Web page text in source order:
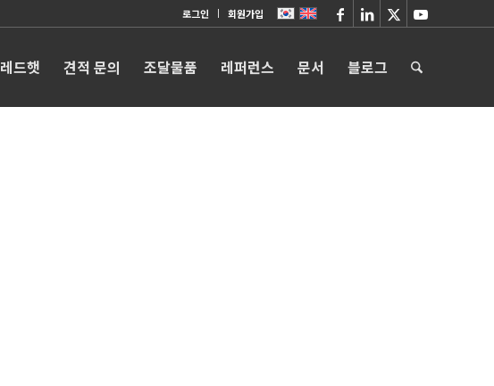
로그인 회원가입
레드햇 견적 문의 조달물품 레퍼런스 문서 블로그